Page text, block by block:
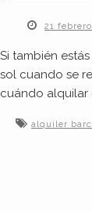
21
Si también
sol cuando se
cuándo alquilar
alquiler